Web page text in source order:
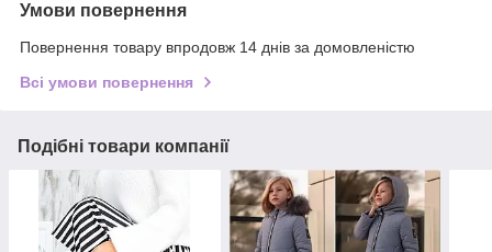
Умови повернення
Повернення товару впродовж 14 днів за домовленістю
Всі умови повернення
Подібні товари компанії